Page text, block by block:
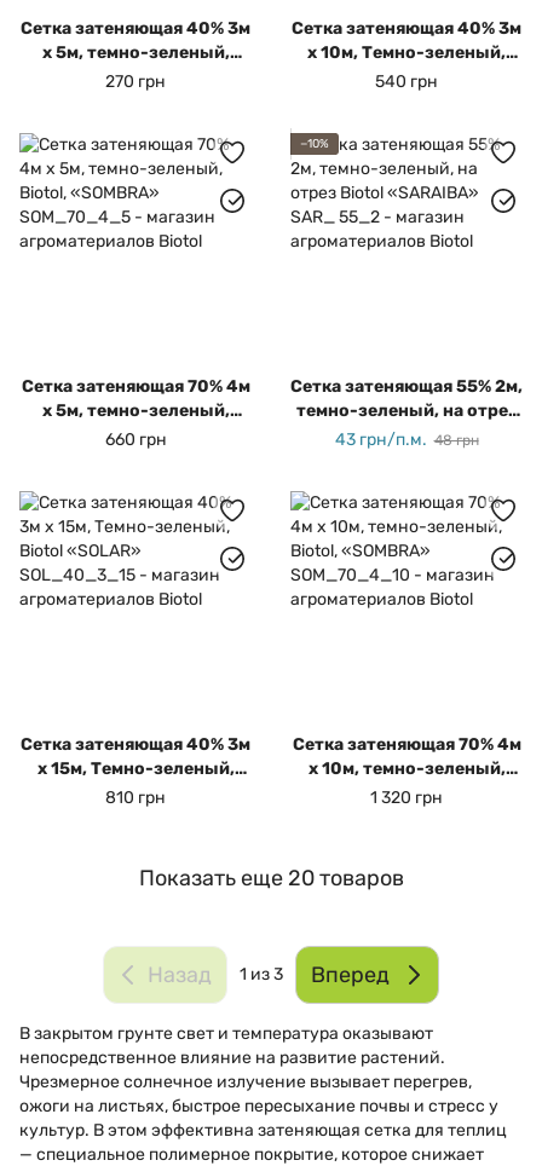
Сетка затеняющая 40% 3м
х 5м, темно-зеленый,
Biotol «SOLAR»
270 грн
Сетка затеняющая 40% 3м
х 10м, Темно-зеленый,
Biotol «SOLAR»
540 грн
Сетка затеняющая 70% 4м
х 5м, темно-зеленый,
Biotol, «SOMBRA»
660 грн
−10%
Сетка затеняющая 55% 2м,
темно-зеленый, на отрез
Biotol «SARAIBA»
43 грн/п.м. 48 грн
Сетка затеняющая 40% 3м
х 15м, Темно-зеленый,
Biotol «SOLAR»
810 грн
Сетка затеняющая 70% 4м
х 10м, темно-зеленый,
Biotol, «SOMBRA»
1 320 грн
Показать еще 20 товаров
Назад 1 из 3 Вперед
В закрытом грунте свет и температура оказывают
непосредственное влияние на развитие растений.
Чрезмерное солнечное излучение вызывает перегрев,
ожоги на листьях, быстрое пересыхание почвы и стресс у
культур. В этом эффективна затеняющая сетка для теплиц
— специальное полимерное покрытие, которое снижает